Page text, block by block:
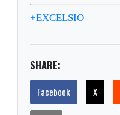
+EXCELSIO
SHARE:
Facebook X